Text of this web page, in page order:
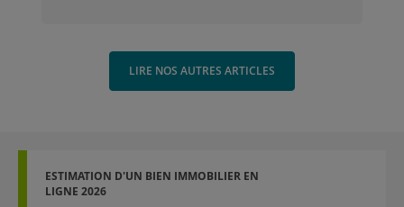
LIRE NOS AUTRES ARTICLES
ESTIMATION D'UN BIEN IMMOBILIER EN
LIGNE 2026